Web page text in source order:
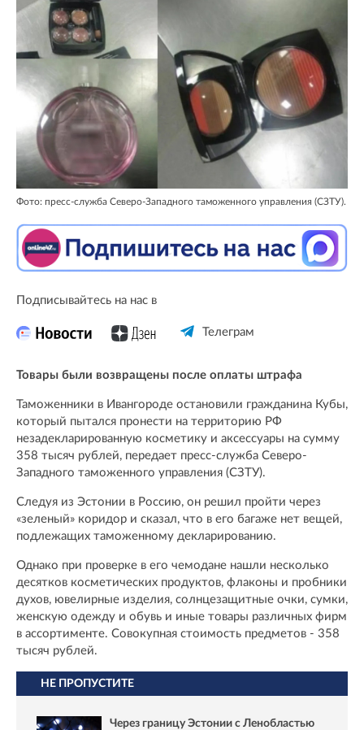
Фото: пресс-служба Северо-Западного таможенного управления (СЗТУ).
Подписывайтесь на нас в
Телеграм
Товары были возвращены после оплаты штрафа
Таможенники в Ивангороде остановили гражданина Кубы,
который пытался пронести на территорию РФ
незадекларированную косметику и аксессуары на сумму
358 тысяч рублей, передает пресс-служба Северо-
Западного таможенного управления (СЗТУ).
Следуя из Эстонии в Россию, он решил пройти через
«зеленый» коридор и сказал, что в его багаже нет вещей,
подлежащих таможенному декларированию.
Однако при проверке в его чемодане нашли несколько
десятков косметических продуктов, флаконы и пробники
духов, ювелирные изделия, солнцезащитные очки, сумки,
женскую одежду и обувь и иные товары различных фирм
в ассортименте. Совокупная стоимость предметов - 358
тысяч рублей.
НЕ ПРОПУСТИТЕ
Через границу Эстонии с Ленобластью